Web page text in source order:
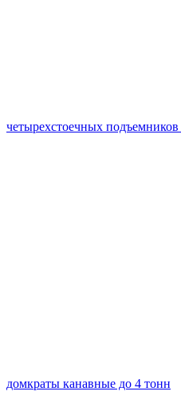
четырехстоечных подъемников
домкраты канавные до 4 тонн